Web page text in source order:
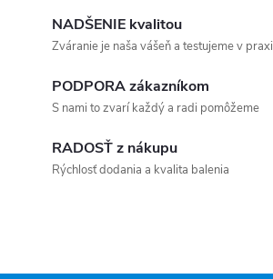
NADŠENIE kvalitou
Zváranie je naša vášeň a testujeme v praxi
PODPORA zákazníkom
S nami to zvarí každý a radi pomôžeme
RADOSŤ z nákupu
Rýchlosť dodania a kvalita balenia